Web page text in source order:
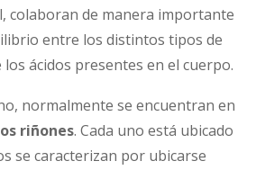
colaboran de manera importante
entre los distintos tipos de
ácidos presentes en el cuerpo.
normalmente se encuentran en
riñones. Cada uno está ubicado
se caracterizan por ubicarse